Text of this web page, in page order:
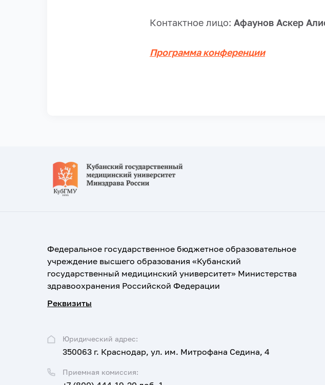
Контактное лицо: Афаунов Аскер
Программа конференции
Федеральное государственное бюджетное образовательное
учреждение высшего образования «Кубанский
государственный медицинский университет» Министерства
здравоохранения Российской Федерации
Реквизиты
Юридический адрес:
350063 г. Краснодар, ул. им. Митрофана Седина, 4
Приемная комиссия: